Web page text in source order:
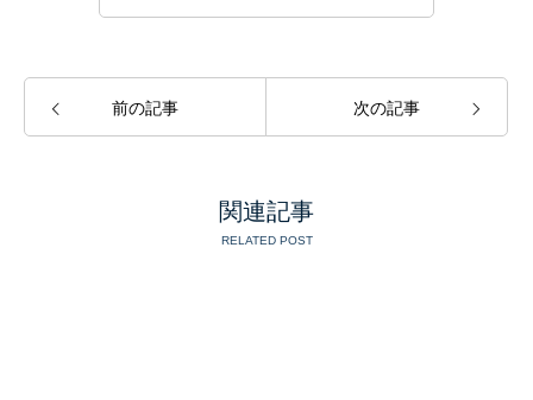
前の記事 次の記事
関連記事
RELATED POST